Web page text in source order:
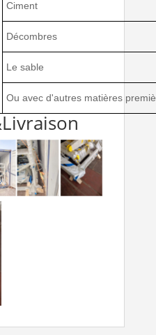
Ciment
Décombres
Le sable
Ou avec d'autres matières